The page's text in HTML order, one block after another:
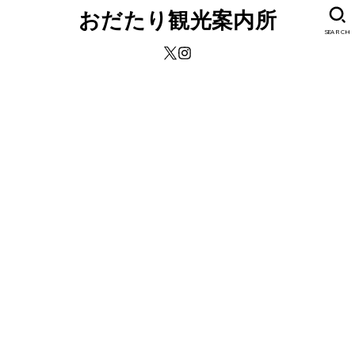
おだたり観光案内所 SEARCH